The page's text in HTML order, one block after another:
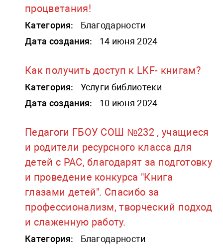
процветания!
Категория:
Благодарности
Дата создания:
14 июня 2024
Как получить доступ к LKF- книгам?
Категория:
Услуги библиотеки
Дата создания:
10 июня 2024
Педагоги ГБОУ СОШ №232 , учащиеся
и родители ресурсного класса для
детей с РАС, благодарят за подготовку
и проведение конкурса "Книга
глазами детей". Спасибо за
профессионализм, творческий подход
и слаженную работу.
Категория:
Благодарности